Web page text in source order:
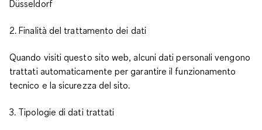
Düsseldorf
2. Finalità del trattamento dei dati
Quando visiti questo sito web, alcuni dati personali vengono
trattati automaticamente per garantire il funzionamento
tecnico e la sicurezza del sito.
3. Tipologie di dati trattati